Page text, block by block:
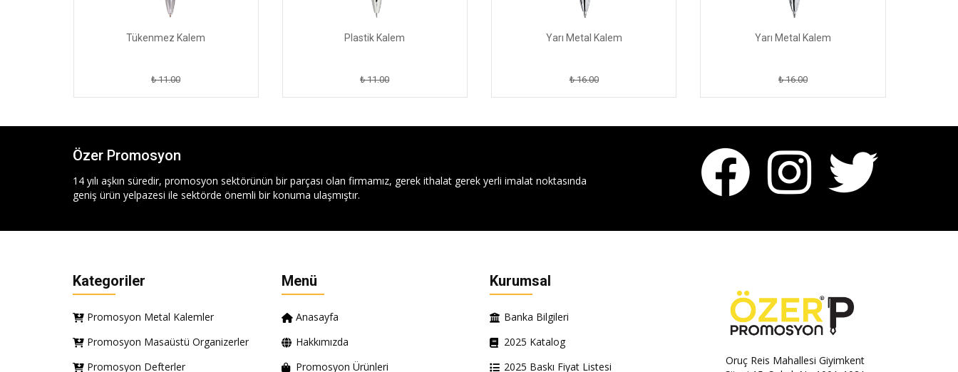
Tükenmez Kalem
₺ 11.00
Plastik Kalem
₺ 11.00
Yarı Metal Kalem
₺ 16.00
Yarı Metal Kalem
₺ 16.00
Özer Promosyon
14 yılı aşkın süredir, promosyon sektörünün bir parçası olan firmamız, gerek ithalat gerek yerli imalat noktasında
geniş ürün yelpazesi ile sektörde önemli bir konuma ulaşmıştır.
Kategoriler
Promosyon Metal Kalemler
Promosyon Masaüstü Organizerler
Promosyon Defterler
Menü
Anasayfa
Hakkımızda
Promosyon Ürünleri
Kurumsal
Banka Bilgileri
2025 Katalog
2025 Baskı Fiyat Listesi
Oruç Reis Mahallesi Giyimkent